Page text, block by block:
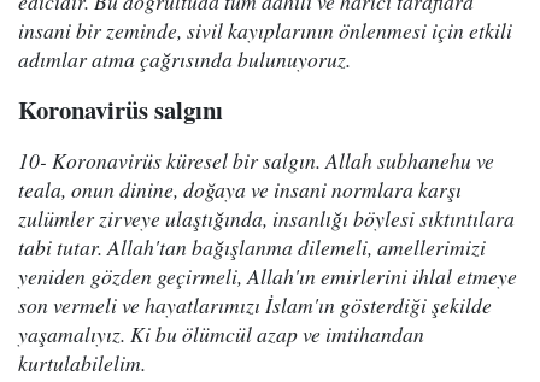
insani bir zeminde, sivil kayıplarının önlenmesi için etkili
adımlar atma çağrısında bulunuyoruz.
Koronavirüs salgını
10- Koronavirüs küresel bir salgın. Allah subhanehu ve
teala, onun dinine, doğaya ve insani normlara karşı
zulümler zirveye ulaştığında, insanlığı böylesi sıktıntılara
tabi tutar. Allah'tan bağışlanma dilemeli, amellerimizi
yeniden gözden geçirmeli, Allah'ın emirlerini ihlal etmeye
son vermeli ve hayatlarımızı İslam'ın gösterdiği şekilde
yaşamalıyız. Ki bu ölümcül azap ve imtihandan
kurtulabilelim.